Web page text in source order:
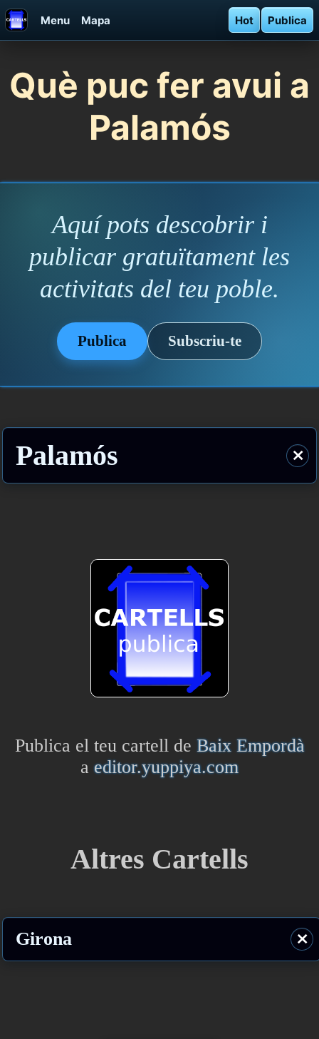
Menu Mapa Hot Publica
Què puc fer avui a
Palamós
Aquí pots descobrir i
publicar gratuïtament les
activitats del teu poble.
Publica Subscriu-te
Palamós ⨯
Publica el teu cartell de Baix Empordà
aeditor.yuppiya.com
Altres Cartells
Girona ⨯